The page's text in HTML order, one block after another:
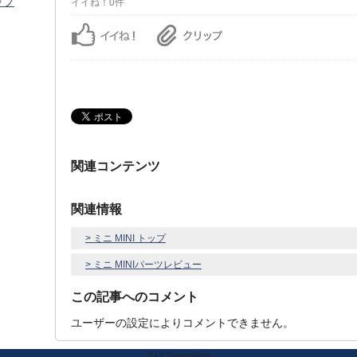
イイね！0件
関連コンテンツ
関連情報
> ミニ MINI トップ
> ミニ MINIパーツレビュー
この記事へのコメント
ユーザーの設定によりコメントできません。
© LY Corporation